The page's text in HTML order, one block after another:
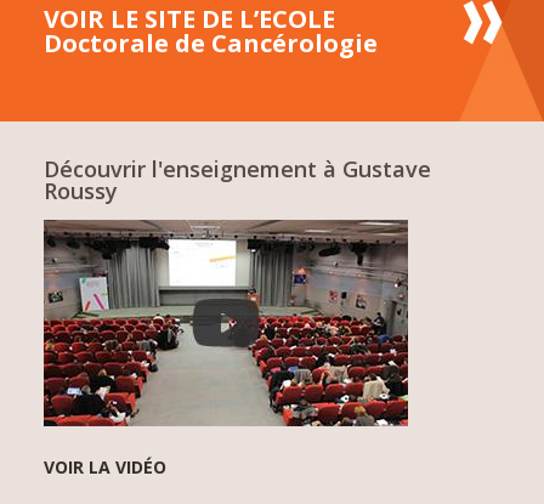
VOIR LE SITE DE L’ECOLE
Doctorale de Cancérologie
Découvrir l'enseignement à Gustave
Roussy
VOIR LA VIDÉO